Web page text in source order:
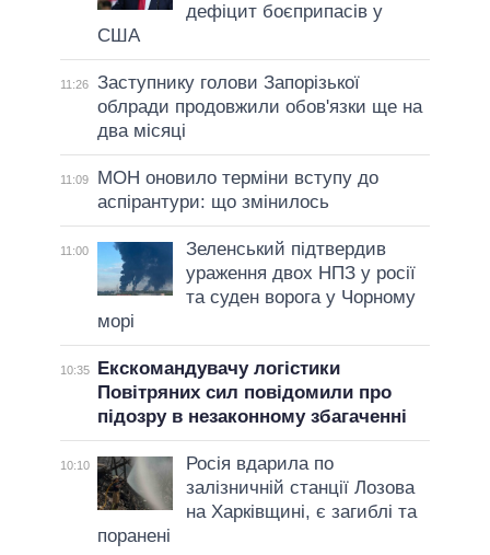
дефіцит боєприпасів у
США
11:26
Заступнику голови Запорізької
облради продовжили обов'язки ще на
два місяці
11:09
МОН оновило терміни вступу до
аспірантури: що змінилось
11:00
Зеленський підтвердив
ураження двох НПЗ у росії
та суден ворога у Чорному
морі
10:35
Екскомандувачу логістики
Повітряних сил повідомили про
підозру в незаконному збагаченні
10:10
Росія вдарила по
залізничній станції Лозова
на Харківщині, є загиблі та
поранені